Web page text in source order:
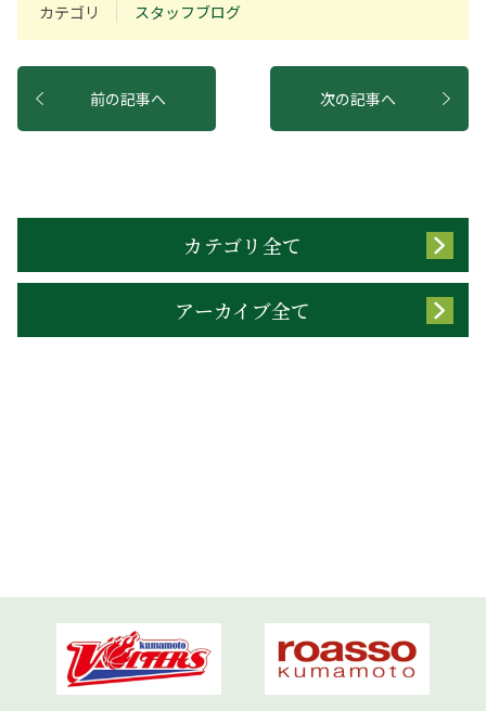
カテゴリ スタッフブログ
前の記事へ 次の記事へ
カテゴリ全て
アーカイブ全て